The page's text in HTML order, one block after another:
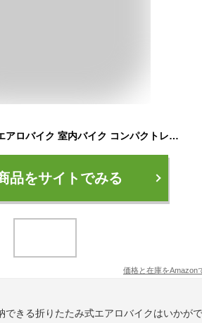
フィットネスバイク エアロバイク 室内バイク コンパクトレーニングバイク 家庭用 静音 折り畳み【16段階負荷調整・サドル8段調節】【腰部サポートとアームレスト付き】 アップグレード版ト収納 耐荷重160kg 組立簡単 日本語説明書付き X-bike (鈍色)
品をサイトでみる
価格と在庫をAmazon
きる折りたたみ式エアロバイクはいかがで